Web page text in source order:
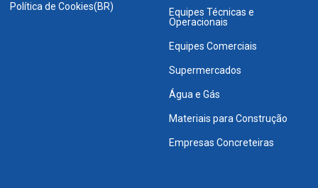
Política de Cookies(BR)
Equipes Técnicas e
Operacionais
Equipes Comerciais
Supermercados
Água e Gás
Materiais para Construção
Empresas Concreteiras